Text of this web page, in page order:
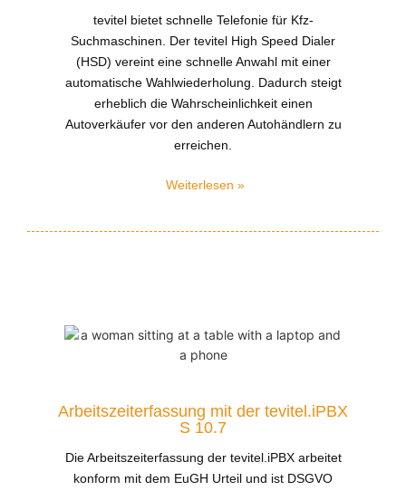
tevitel bietet schnelle Telefonie für Kfz-
Suchmaschinen. Der tevitel High Speed Dialer
(HSD) vereint eine schnelle Anwahl mit einer
automatische Wahlwiederholung. Dadurch steigt
erheblich die Wahrscheinlichkeit einen
Autoverkäufer vor den anderen Autohändlern zu
erreichen.
Weiterlesen »
Arbeitszeiterfassung mit der tevitel.iPBX
S 10.7
Die Arbeitszeiterfassung der tevitel.iPBX arbeitet
konform mit dem EuGH Urteil und ist DSGVO